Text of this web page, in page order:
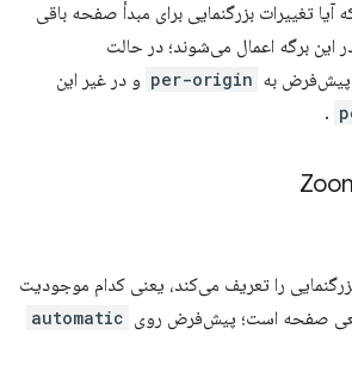
تغییرات بزرگنمایی برای مبدأ صفحه باقی
این برگه اعمال می‌شوند؛ در حالت
پیش‌فرض به per-origin و در غیر این
.
را تعریف می‌کند، یعنی کدام موجودیت
صفحه است؛ پیش‌فرض روی automatic